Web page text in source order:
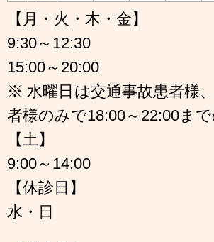
【月・火・木・金】
9:30～12:30
15:00～20:00
※ 水曜日は交通事故患者様
者様のみで18:00～22:00まで
【土】
9:00～14:00
【休診日】
水・日